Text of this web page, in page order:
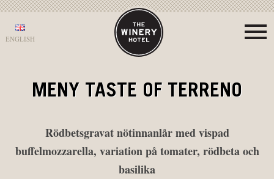
ENGLISH
MENY TASTE OF TERRENO
Rödbetsgravat nötinnanlår med vispad
buffelmozzarella, variation på tomater, rödbeta och
basilika